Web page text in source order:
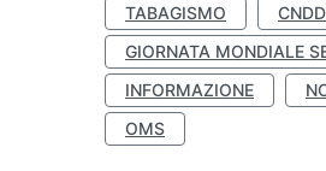
TABAGISMO
CNDD
GIORNATA MONDIALE
INFORMAZIONE
OMS